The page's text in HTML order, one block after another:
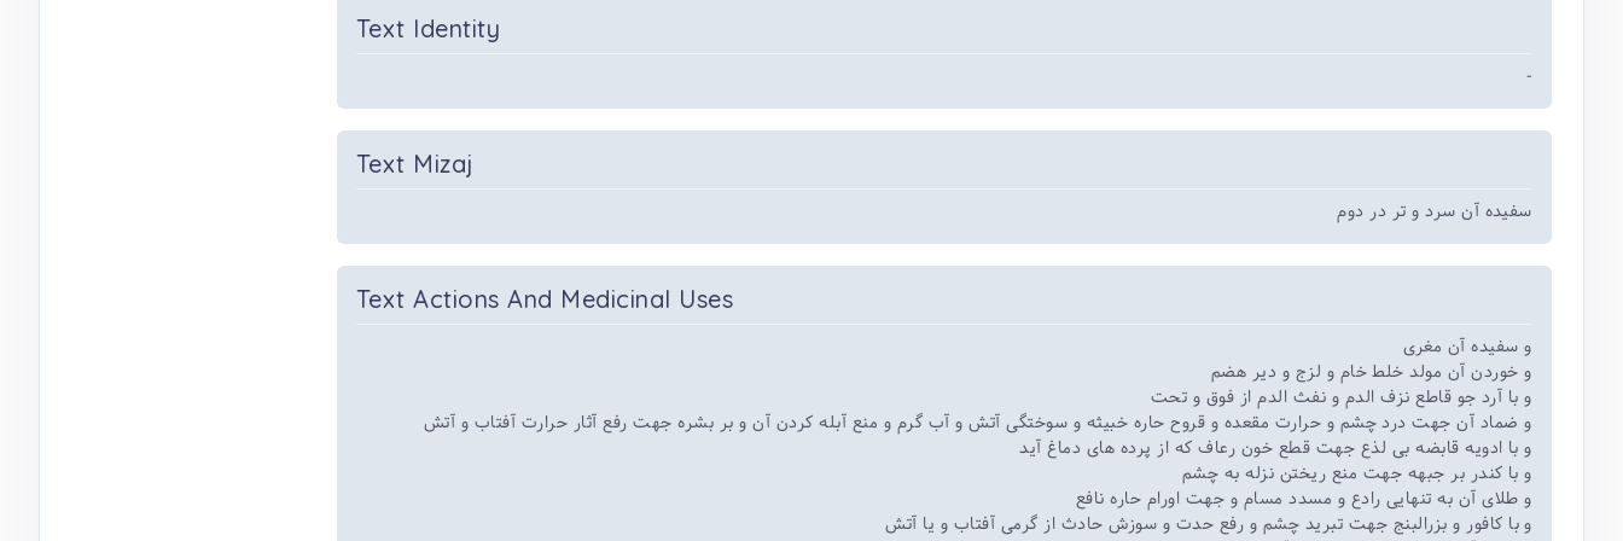
Text Identity
-
Text Mizaj
سفیده آن سرد و تر در دوم
Text Actions And Medicinal Uses
و سفیده آن مغری
و خوردن آن مولد خلط خام و لزج و دیر هضم
و با آرد جو قاطع نزف الدم و نفث الدم از فوق و تحت
و ضماد آن جهت درد چشم و حرارت مقعده و قروح حاره خبیثه و سوختگی آتش و آب گرم و منع آبله کردن آن و بر بشره جهت رفع آثار حرارت آفتاب و آتش
و با ادویه قابضه بی لذع جهت قطع خون رعاف که از پرده های دماغ آید
و با کندر بر جبهه جهت منع ریختن نزله به چشم
و طلای آن به تنهایی رادع و مسدد مسام و جهت اورام حاره نافع
و با کافور و بزرالبنج جهت تبرید چشم و رفع حدت و سوزش حادث از گرمی آفتاب و یا آتش